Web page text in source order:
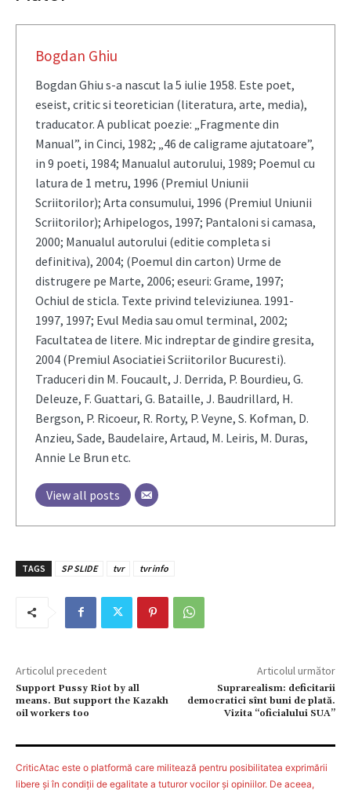
Bogdan Ghiu
Bogdan Ghiu s-a nascut la 5 iulie 1958. Este poet,
eseist, critic si teoretician (literatura, arte, media),
traducator. A publicat poezie: „Fragmente din
Manual”, in Cinci, 1982; „46 de caligrame ajutatoare”,
in 9 poeti, 1984; Manualul autorului, 1989; Poemul cu
latura de 1 metru, 1996 (Premiul Uniunii
Scriitorilor); Arta consumului, 1996 (Premiul Uniunii
Scriitorilor); Arhipelogos, 1997; Pantaloni si camasa,
2000; Manualul autorului (editie completa si
definitiva), 2004; (Poemul din carton) Urme de
distrugere pe Marte, 2006; eseuri: Grame, 1997;
Ochiul de sticla. Texte privind televiziunea. 1991-
1997, 1997; Evul Media sau omul terminal, 2002;
Facultatea de litere. Mic indreptar de gindire gresita,
2004 (Premiul Asociatiei Scriitorilor Bucuresti).
Traduceri din M. Foucault, J. Derrida, P. Bourdieu, G.
Deleuze, F. Guattari, G. Bataille, J. Baudrillard, H.
Bergson, P. Ricoeur, R. Rorty, P. Veyne, S. Kofman, D.
Anzieu, Sade, Baudelaire, Artaud, M. Leiris, M. Duras,
Annie Le Brun etc.
View all posts
TAGS SP SLIDE tvr tvr info
Articolul precedent
Support Pussy Riot by all
means. But support the Kazakh
oil workers too
Articolul următor
Suprarealism: deficitarii
democratici sînt buni de plată.
Vizita “oficialului SUA”
CriticAtac este o platformă care militează pentru posibilitatea exprimării
libere şi în condiţii de egalitate a tuturor vocilor şi opiniilor. De aceea,